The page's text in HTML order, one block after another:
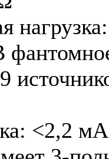
<2,2 мА